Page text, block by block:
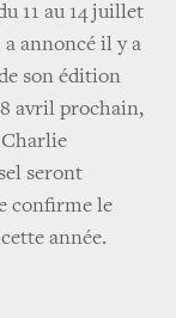
11 au 14 juillet
annoncé il y a
son édition
avril prochain,
Charlie
seront
confirme le
année.